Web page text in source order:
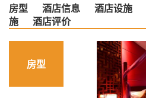
房型 酒店信息 酒店设施
施
酒店评价
房型